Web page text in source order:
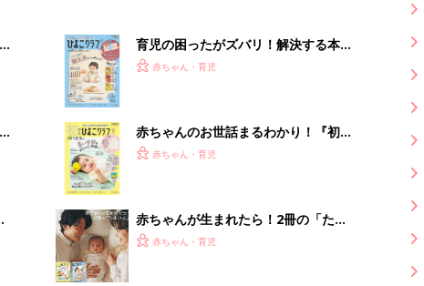
0％OFF以上が続々登場！Amazonの
本気が...
PR（Amazon）